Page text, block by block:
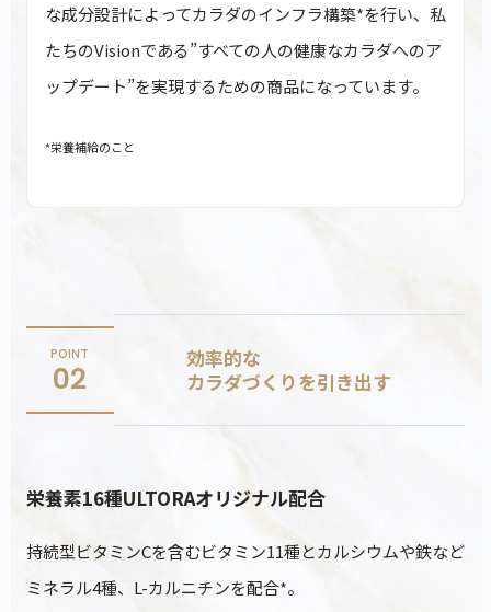
な成分設計によってカラダのインフラ構築*を行い、私
たちのVisionである”すべての人の健康なカラダへのア
ップデート”を実現するための商品になっています。
*栄養補給のこと
POINT
02
効率的な
カラダづくりを引き出す
栄養素16種ULTORAオリジナル配合
持続型ビタミンCを含むビタミン11種とカルシウムや鉄など
ミネラル4種、L-カルニチンを配合*。